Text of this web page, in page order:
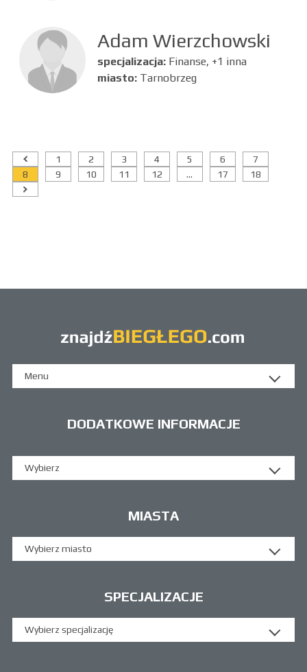
Adam Wierzchowski
specjalizacja: Finanse, +1 inna
miasto: Tarnobrzeg
1 2 3 4 5 6
7
8
9 10 11 12 ... 17 18
Menu
DODATKOWE INFORMACJE
Wybierz
MIASTA
Wybierz miasto
SPECJALIZACJE
Wybierz specjalizację